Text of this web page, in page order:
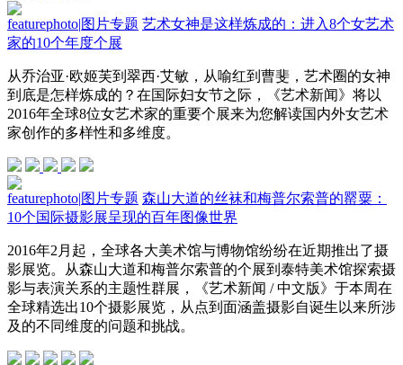
featurephoto|图片专题 艺术女神是这样炼成的：进入8个女艺术
家的10个年度个展
从乔治亚·欧姬芙到翠西·艾敏，从喻红到曹斐，艺术圈的女神
到底是怎样炼成的？在国际妇女节之际，《艺术新闻》将以
2016年全球8位女艺术家的重要个展来为您解读国内外女艺术
家创作的多样性和多维度。
featurephoto|图片专题 森山大道的丝袜和梅普尔索普的罂粟：
10个国际摄影展呈现的百年图像世界
2016年2月起，全球各大美术馆与博物馆纷纷在近期推出了摄
影展览。从森山大道和梅普尔索普的个展到泰特美术馆探索摄
影与表演关系的主题性群展，《艺术新闻 / 中文版》于本周在
全球精选出10个摄影展览，从点到面涵盖摄影自诞生以来所涉
及的不同维度的问题和挑战。